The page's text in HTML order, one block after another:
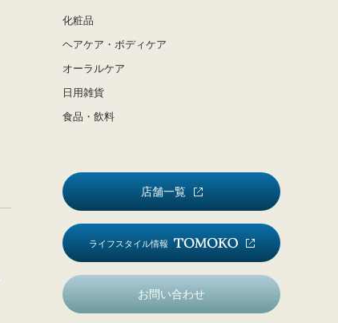
化粧品
ヘアケア・ボディケア
オーラルケア
日用雑貨
食品・飲料
店舗一覧
ライフスタイル情報
お問い合わせ